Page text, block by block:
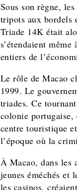
Sous son règne,
tripots aux bordels
Triade 14K était
s’étendaient
entiers de
Le rôle de Macao
1999. Le
triades. Ce
colonie portugaise,
centre touristique
l’époque où la
À Macao, dans les
jeunes éméchés et
les casinos,